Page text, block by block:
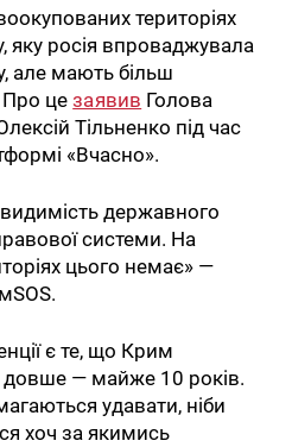
територіях
яку росія впроваджувала
але мають більш
Про цезаявив Голова
Тільненко під час
«Вчасно».
державного
системи. На
цього немає» —
є те, що Крим
довше — майже 10 років.
удавати, ніби
хоч за якимись